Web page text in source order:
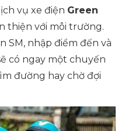
vụ xe điện Green
thiện với môi trường.
SM, nhập điểm đến và
có ngay một chuyến
đường hay chờ đợi